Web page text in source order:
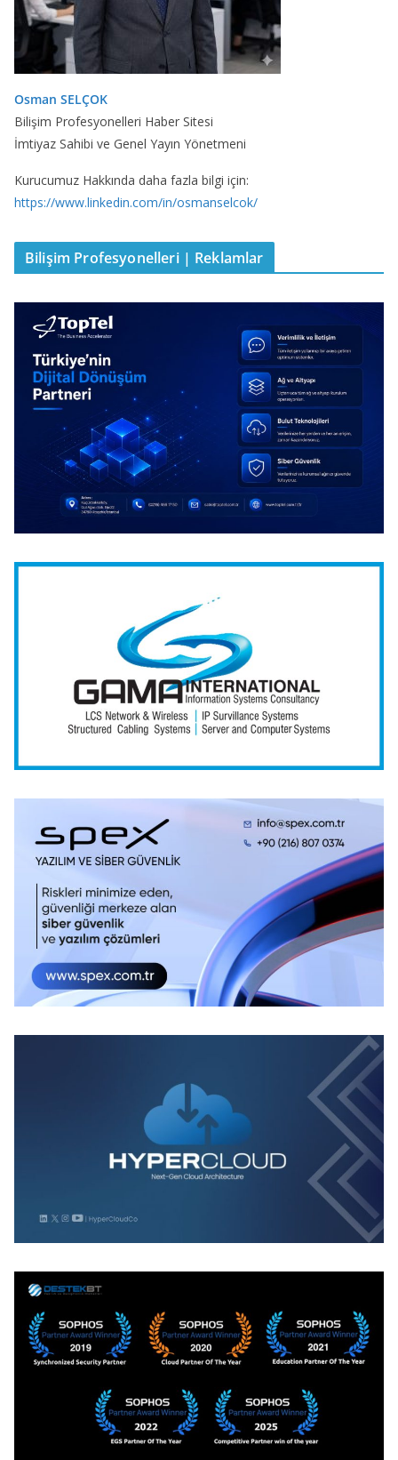
Osman SELÇOK
Bilişim Profesyonelleri Haber Sitesi
İmtiyaz Sahibi ve Genel Yayın Yönetmeni
Kurucumuz Hakkında daha fazla bilgi için:
https://www.linkedin.com/in/osmanselcok/
Bilişim Profesyonelleri | Reklamlar